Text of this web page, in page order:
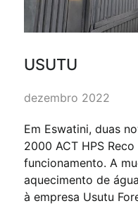
USUTU
dezembro 2022
Em Eswatini, duas
2000 ACT HPS
funcionamento. A
aquecimento de
à empresa Usutu